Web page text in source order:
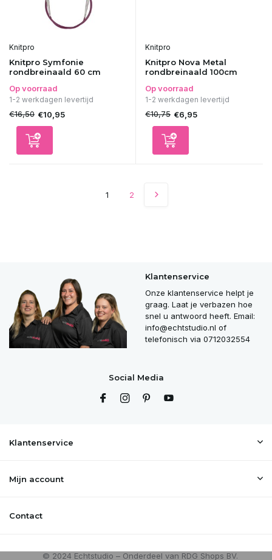
Knitpro
Knitpro Symfonie
rondbreinaald 60 cm
Op voorraad
1-2 werkdagen levertijd
€16,50 €10,95
Knitpro
Knitpro Nova Metal
rondbreinaald 100cm
Op voorraad
1-2 werkdagen levertijd
€10,75 €6,95
1 2
Klantenservice
Onze klantenservice helpt je
graag. Laat je verbazen hoe
snel u antwoord heeft. Email:
info@echtstudio.nl of
telefonisch via 0712032554
Social Media
Klantenservice
Mijn account
Contact